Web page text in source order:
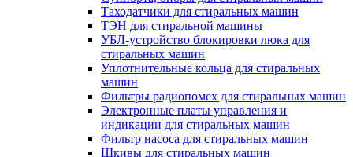
Таходатчики для стиральных машин
ТЭН для стиральной машины
УБЛ-устройство блокировки люка для
стиральных машин
Уплотнительные кольца для стиральных
машин
Фильтры радиопомех для стиральных машин
Электронные платы управления и
индикации для стиральных машин
Фильтр насоса для стиральных машин
Шкивы для стиральных машин